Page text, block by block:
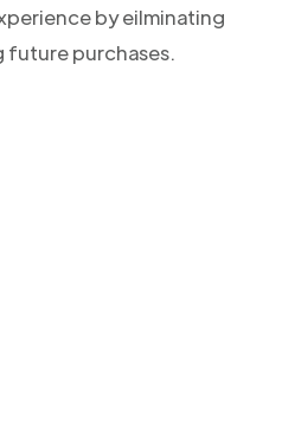
by eilminating
purchases.